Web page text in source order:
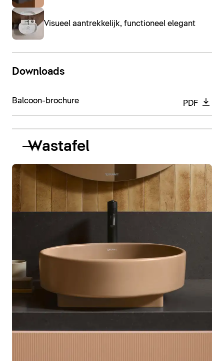
Visueel aantrekkelijk, functioneel elegant
Downloads
Balcoon-brochure PDF
Wastafel